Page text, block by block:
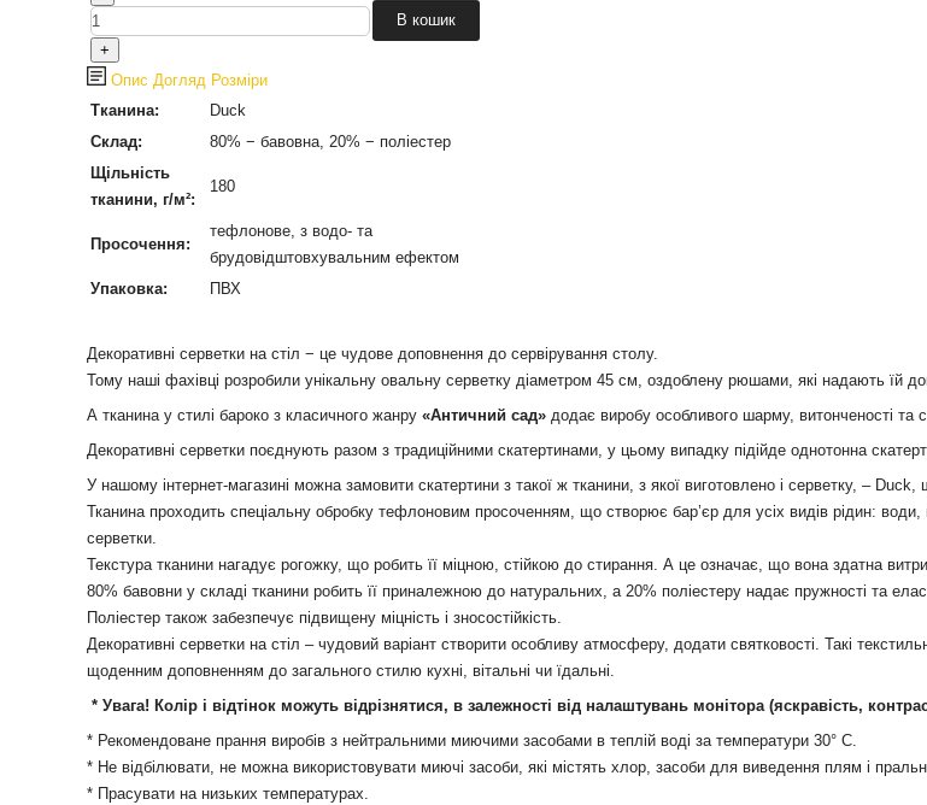
Опис Догляд Розміри
Тканина:
Duck
Склад:
80% − бавовна, 20% − поліестер
Щільність
тканини, г/м²:
180
Просочення:
тефлонове, з водо- та
брудовідштовхувальним ефектом
Упаковка:
ПВХ
Декоративні серветки на стіл − це чудове доповнення до сервірування столу.
Тому наші фахівці розробили унікальну овальну серветку діаметром 45 см, оздоблену рюшами, які надають їй
А тканина у стилі бароко з класичного жанру «Античний сад»додає виробу особливого шарму, витонченості та
Декоративні серветки поєднують разом з традиційними скатертинами, у цьому випадку підійде однотонна
У нашому інтернет-магазині можна замовити скатертини з такої ж тканини, з якої виготовлено і серветку, –
Тканина проходить спеціальну обробку тефлоновим просоченням, що створює бар’єр для усіх видів рідин: води,
серветки.
Текстура тканини нагадує рогожку, що робить її міцною, стійкою до стирання. А це означає, що вона здатна
80% бавовни у складі тканини робить її приналежною до натуральних, а 20% поліестеру надає пружності та
Поліестер також забезпечує підвищену міцність і зносостійкість.
Декоративні серветки на стіл – чудовий варіант створити особливу атмосферу, додати святковості. Такі
щоденним доповненням до загального стилю кухні, вітальні чи їдальні.
* Увага! Колір і відтінок можуть відрізнятися, в залежності від налаштувань монітора (яскравість,
* Рекомендоване прання виробів з нейтральними миючими засобами в теплій воді за температури 30° С.
* Не відбілювати, не можна використовувати миючі засоби, які містять хлор, засоби для виведення плям і
* Прасувати на низьких температурах.